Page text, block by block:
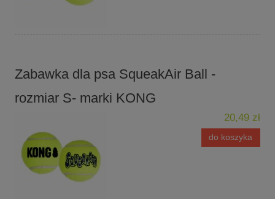
Zabawka dla psa SqueakAir Ball -
rozmiar S- marki KONG
20,49 zł
do koszyka